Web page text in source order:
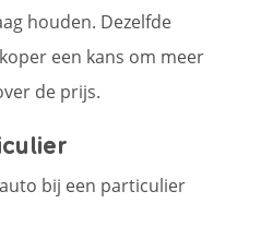
houden. Dezelfde
een kans om meer
de prijs.
bij een particulier